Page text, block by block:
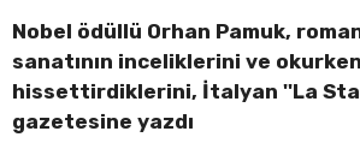
Nobel ödüllü Orhan Pamuk,
sanatının inceliklerini ve okurken
hissettirdiklerini, İtalyan ''La
gazetesine yazdı